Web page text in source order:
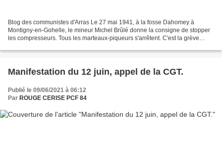
Blog des communistes d'Arras Le 27 mai 1941, à la fosse Dahomey à
Montigny-en-Gohelle, le mineur Michel Brûlé donne la consigne de stopper
les compresseurs. Tous les marteaux-piqueurs s'arrêtent. C'est la grève
Manifestation du 12 juin, appel de la CGT.
Publié le 09/06/2021 à 06:12
Par ROUGE CERISE PCF 84